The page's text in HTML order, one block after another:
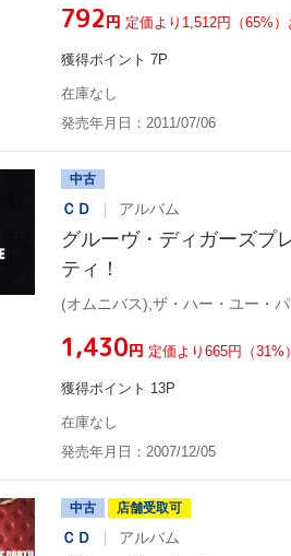
¥792円 定価より1,512円（65%）
獲得ポイント 7P
在庫なし
発売年月日：2011/07/06
中古
ＣＤ アルバム
グルーヴ・ディガーズプ
ティ！
¥1,430円 定価より665円（31%
獲得ポイント 13P
在庫なし
発売年月日：2007/12/05
中古 店舗受取可
ＣＤ アルバム